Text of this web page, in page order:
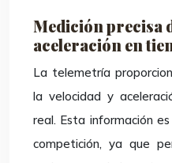
Medición precisa
aceleración en
La telemetría
la velocidad y
real. Esta información
competición, ya que